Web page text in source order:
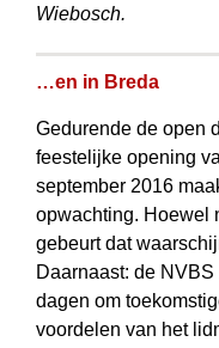
Wiebosch.
…en in Breda
Gedurende de open
feestelijke opening
september 2016
opwachting. Hoewel
gebeurt dat
Daarnaast: de
dagen om
voordelen van het